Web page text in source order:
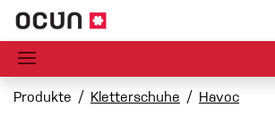
Produkte Kletterschuhe Havoc